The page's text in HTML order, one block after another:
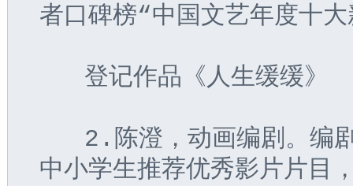
者口碑榜“中国文艺年度十
登记作品《人生缓缓》
2.陈澄，动画编剧。编剧
中小学生推荐优秀影片片目